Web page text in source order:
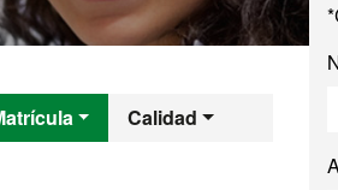
Calidaden